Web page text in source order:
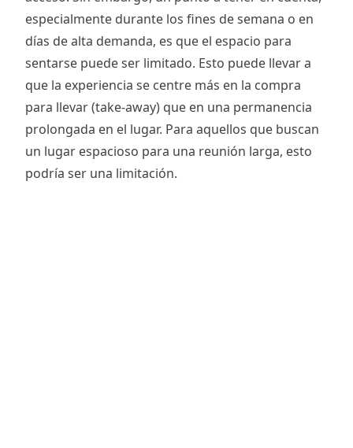
especialmente durante los fines de semana o en
días de alta demanda, es que el espacio para
sentarse puede ser limitado. Esto puede llevar a
que la experiencia se centre más en la compra
para llevar (take-away) que en una permanencia
prolongada en el lugar. Para aquellos que buscan
un lugar espacioso para una reunión larga, esto
podría ser una limitación.